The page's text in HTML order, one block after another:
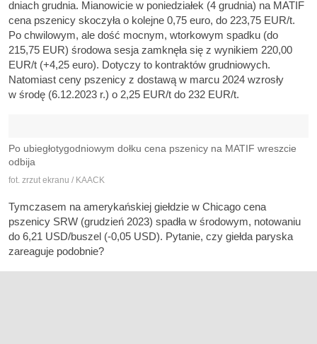
dniach grudnia. Mianowicie w poniedziałek (4 grudnia) na MATIF
cena pszenicy skoczyła o kolejne 0,75 euro, do 223,75 EUR/t.
Po chwilowym, ale dość mocnym, wtorkowym spadku (do
215,75 EUR) środowa sesja zamknęła się z wynikiem 220,00
EUR/t (+4,25 euro). Dotyczy to kontraktów grudniowych.
Natomiast ceny pszenicy z dostawą w marcu 2024 wzrosły
w środę (6.12.2023 r.) o 2,25 EUR/t do 232 EUR/t.
Po ubiegłotygodniowym dołku cena pszenicy na MATIF wreszcie
odbija
fot. zrzut ekranu / KAACK
Tymczasem na amerykańskiej giełdzie w Chicago cena
pszenicy SRW (grudzień 2023) spadła w środowym, notowaniu
do 6,21 USD/buszel (-0,05 USD). Pytanie, czy giełda paryska
zareaguje podobnie?